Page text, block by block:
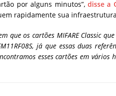
por alguns minutos”,disse a
rapidamente sua
que os cartões MIFARE Classic
já que essas duas
esses cartões em vários